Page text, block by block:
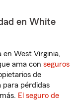
en White
en West Virginia,
ama con seguros
de
para pérdidas
El seguro de